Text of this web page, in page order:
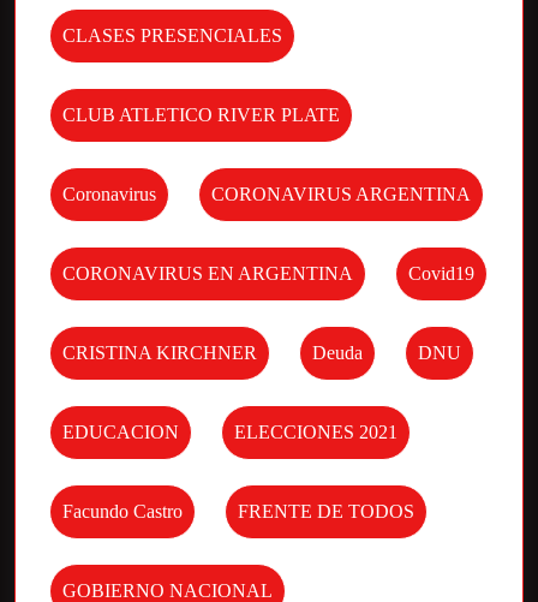
CLASES PRESENCIALES
CLUB ATLETICO RIVER PLATE
Coronavirus CORONAVIRUS ARGENTINA
CORONAVIRUS EN ARGENTINA Covid19
CRISTINA KIRCHNER Deuda DNU
EDUCACION ELECCIONES 2021
Facundo Castro FRENTE DE TODOS
GOBIERNO NACIONAL